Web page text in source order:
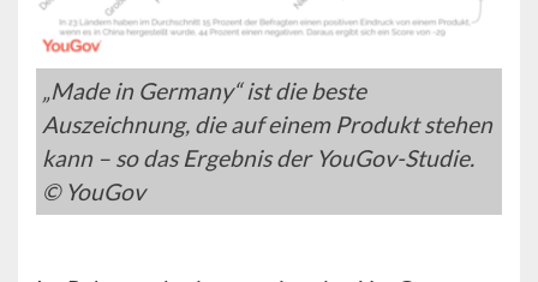
„Made in Germany“ ist die beste
Auszeichnung, die auf einem Produkt stehen
kann – so das Ergebnis der YouGov-Studie.
© YouGov